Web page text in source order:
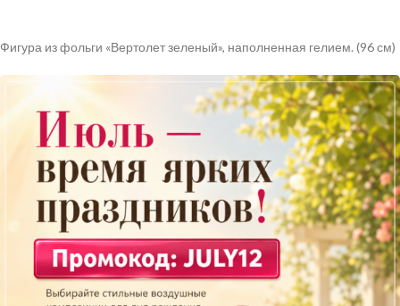
Фигура из фольги «Вертолет зеленый», наполненная гелием. (96 см)